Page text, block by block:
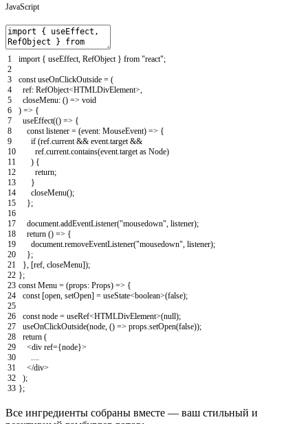
JavaScript
1
2
3
4
5
6
7
8
9
10
11
12
13
14
15
16
17
18
19
20
21
22
23
24
25
26
27
28
29
30
31
32
33
import { useEffect RefObject } from "react";
const useOnClickOutside = (
ref: RefObject<HTMLDivElement>
closeMenu: () => void
) => {
useEffect(() => {
const listener = (event: MouseEvent) => {
if (ref current && event.target &&
ref.current.contains(event.target as Node)
) {
return;
}
closeMenu();
};
document addEventListener("mousedown" listener);
return () => {
document removeEventListener("mousedown" listener);
};
} [ref closeMenu]);
};
const Menu = (props: Props) => {
const [open setOpen] = useState<boolean>(false);
const node = useRef<HTMLDivElement>(null);
useOnClickOutside(node () => props setOpen(false));
return (
<div ref={node}>
</div>
);
};
Все ингредиенты собраны вместе — ваш стильный и